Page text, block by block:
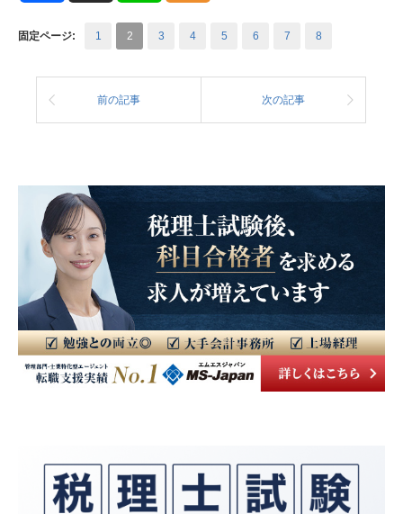
固定ページ: 1 2 3 4 5 6 7 8
前の記事 次の記事